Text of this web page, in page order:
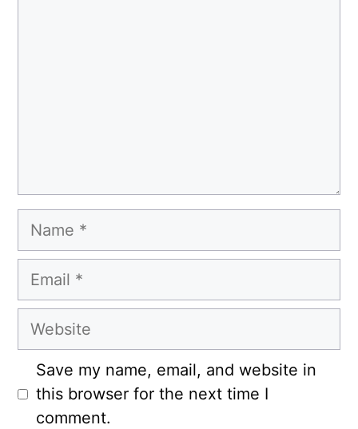
Name
Email
Website
Save my name, email, and website in
this browser for the next time I
comment.